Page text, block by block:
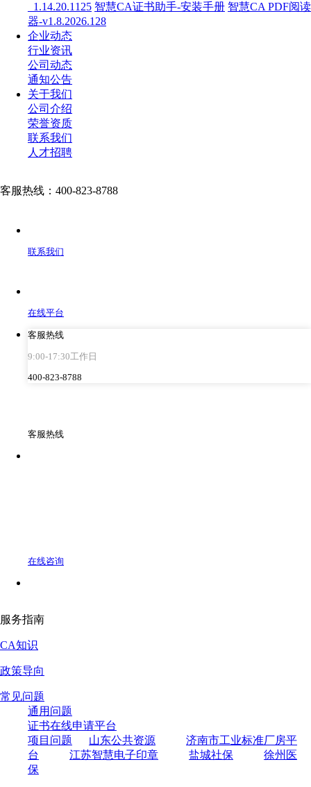
_1.14.20.1125 智慧CA证书助手-安装手册 智慧CA PDF阅读
器-v1.8.2026.128
企业动态
行业资讯
公司动态
通知公告
关于我们
公司介绍
荣誉资质
联系我们
人才招聘
客服热线：400-823-8788
联系我们
在线平台
客服热线
9:00-17:30工作日
400-823-8788
客服热线
在线咨询
服务指南
CA知识
政策导向
常见问题
通用问题
证书在线申请平台
项目问题
山东公共资源
济南市工业标准厂房平
台
江苏智慧电子印章 盐城社保
徐州医
保